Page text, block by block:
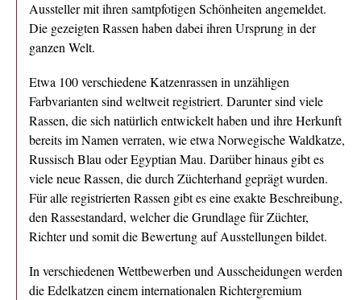
Aussteller mit ihren samtpfotigen Schönheiten angemeldet.
Die gezeigten Rassen haben dabei ihren Ursprung in der
ganzen Welt.
Etwa 100 verschiedene Katzenrassen in unzähligen
Farbvarianten sind weltweit registriert. Darunter sind viele
Rassen, die sich natürlich entwickelt haben und ihre Herkunft
bereits im Namen verraten, wie etwa Norwegische Waldkatze,
Russisch Blau oder Egyptian Mau. Darüber hinaus gibt es
viele neue Rassen, die durch Züchterhand geprägt wurden.
Für alle registrierten Rassen gibt es eine exakte Beschreibung,
den Rassestandard, welcher die Grundlage für Züchter,
Richter und somit die Bewertung auf Ausstellungen bildet.
In verschiedenen Wettbewerben und Ausscheidungen werden
die Edelkatzen einem internationalen Richtergremium